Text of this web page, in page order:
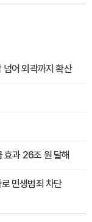
어 외곽까지 확산
효과 26조 원 달해
민생범죄 차단